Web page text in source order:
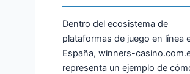
Dentro del ecosistema de
plataformas de juego en línea
España, winners-
representa un ejemplo de